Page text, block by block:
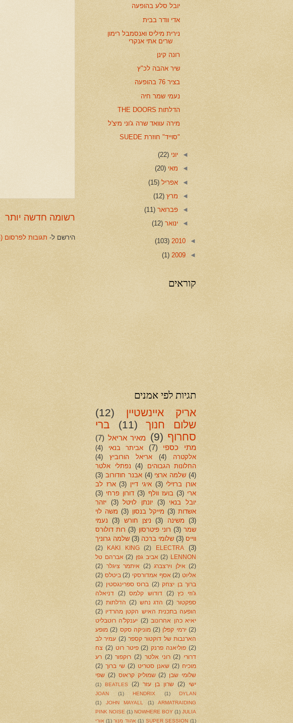
רשומה חדשה יותר
הירשם ל- תגובות לפרסום (Atom)
יובל סלע בהופעה
אדי וודר בבית
נירית מיליס ואנסמבל רימון
שרים אתי אנקרי
רונה קינן
שיר אהבה לכ"ץ
בציר 76 בהופעה
נעמי שמר חיה
הדלתות THE DOORS
מירה עוואד שרה ג'וני מיצ'ל
"סוייד" חוזרת SUEDE
◄יוני(22)
◄ מאי(20)
◄אפריל(15)
◄ מרץ(12)
◄פברואר(11)
◄ינואר(12)
◄
2010
(103)
◄
2009
(1)
קוראים
תגיות לפי אמנים
אריק איינשטיין
(12)
שלום חנוך
(11)
ברי
סחרוף (9) מאיר אריאל (7)
מתי כספי
(7) אביתר בנאי
(4)
אלקטרה
(4) אריאל הורוביץ
(4)
החלונות הגבוהים
(4) נפתלי אלטר
(4) שלמה ארצי (4) אבנר חודורוב (3)
אורן ברזילי (3) איגי דיין (3) ארז לב
ארי (3) בועז וולף (3) דורון פרחי (3)
יובל בנאי
(3) יונתן לויטל (3) יזהר
אשדות (3) מייקל בנסון (3) משה לוי
(3)
משינה (3) ניצן חורש (3) נעמי
שמר (3) רוני פיטרסון (3) רות דולורס
ווייס (3) שלומי ברכה (3) שלמה גרוניך
(3)
ELECTRA
(2)
KAKI KING
(2)
LENNON
(2) אביב גפן (2) אברהם טל
(2) אילן וירצברג (2) איתמר ציגלר (2)
אליוט (2) אסף אמדורסקי (2) ביטלס (2)
ברוך בן יצחק (2) ברוס ספרינגסטין (2)
ג'וזי כץ
(2) דודוש קלמס (2)
דניאלה
ספקטור (2) הדג נחש (2) הדלתות (2)
הופעה בתכנית האיש הקטן מהרדיו (2)
יאיא כהן אהרונוב (2) יענקל'ה רוטבליט
(2) ירמי קפלן (2) מוניקה סקס (2) מופע
הארנבות של דוקטור קספר (2) עמיר לב
(2) פוליאנה פרנק (2) פיטר רוט (2) צח
דרורי (2) רוני אלטר (2) רוקפור (2) רע
מוכיח (2) שאנן סטריט (2) שי ברוך (2)
שלומי שבן (2) שמוליק קראוס (2) שפי
ישי
(2) שרון בן עזר (2)
BEATLES
(1)
DYLAN
(1)
HENDRIX
(1)
JOAN
ARMATRAIDING
(1)
JOHN MAYALL
(1)
JULIA
(1)
NOWHERE BOY
(1)
PINK NOISE
(1)
SUPER SESSION
(1) אהוד מנור (1) אורי